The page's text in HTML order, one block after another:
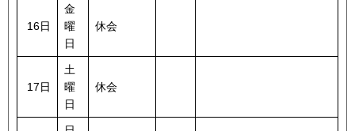
16日
金
曜
日
休会
17日
土
曜
日
休会